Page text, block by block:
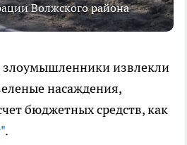
Волжского района
извлекли
насаждения,
бюджетных средств, как
.